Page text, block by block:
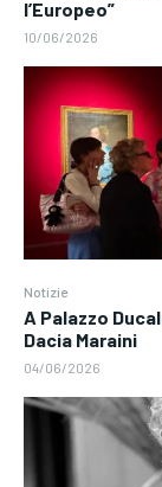
l’Europeo”
10/06/2026
Notizie
A Palazzo
Dacia Maraini
04/06/2026